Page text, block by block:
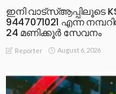
ഇനി വാട്‌സ്ആപ്പിലൂടെ
9447071021 എന്ന
24 മണിക്കൂർ സേവനം
Reporter August 6, 2026